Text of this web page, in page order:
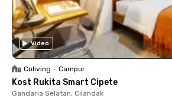
Video
Coliving • Campur
Kost Rukita Smart Cipete
Gandaria Selatan, Cilandak